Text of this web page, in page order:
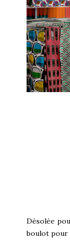
Désolée
boulot pour